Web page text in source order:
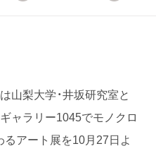
山梨大学・井坂研究室と
ャラリー1045でモノクロ
アート展を10月27日よ